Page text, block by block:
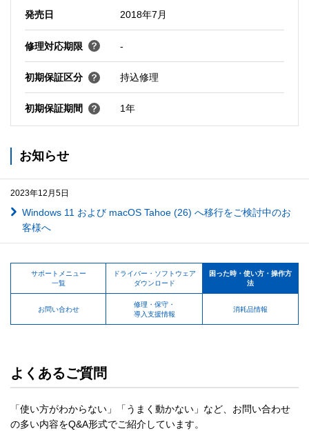
発売日 2018年7月
修理対応期限 -
初期保証区分 持込修理
初期保証期間 1年
お知らせ
2023年12月5日
Windows 11 および macOS Tahoe (26) へ移行をご検討中のお
客様へ
サポートメニュー
一覧
ドライバー・ソフトウェア
ダウンロード
困った時・使い方・操作方
法
お問い合わせ
修理・保守・
導入支援情報
消耗品情報
よくあるご質問
「使い方がわからない」「うまく動かない」など、お問い合わせ
の多い内容をQ&A形式でご紹介しています。